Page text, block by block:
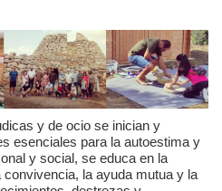
y de ocio se inician y
esenciales para la autoestima y
y social, se educa en la
la ayuda mutua y la